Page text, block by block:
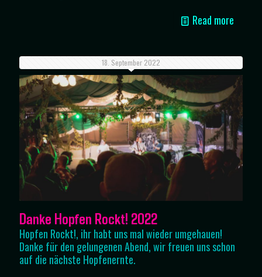
Read more
18. September 2022
Danke Hopfen Rockt! 2022
Hopfen Rockt!, ihr habt uns mal wieder umgehauen!
Danke für den gelungenen Abend, wir freuen uns schon
auf die nächste Hopfenernte.